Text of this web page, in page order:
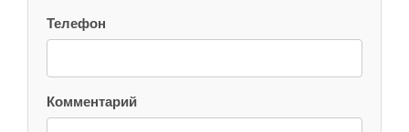
Телефон
Комментарий